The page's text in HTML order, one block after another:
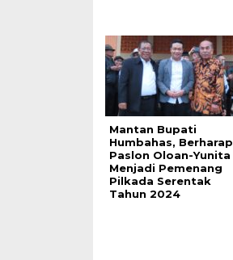
Mantan Bupati
Humbahas, Berharap
Paslon Oloan-Yunita
Menjadi Pemenang
Pilkada Serentak
Tahun 2024